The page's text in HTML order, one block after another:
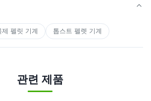
제 펠릿 기계 톱스트 펠렛 기계
관련 제품